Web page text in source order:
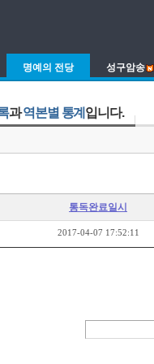
명예의 전당 성구암송
과역본별 통계 입니다.
통독완료일시
2017-04-07 17:52:11